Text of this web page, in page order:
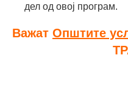
дел од овој програм.
Важат Општите